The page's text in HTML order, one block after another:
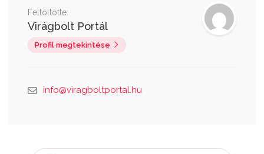
Feltöltötte:
Virágbolt Portál
Profil megtekintése
info@viragboltportal.hu